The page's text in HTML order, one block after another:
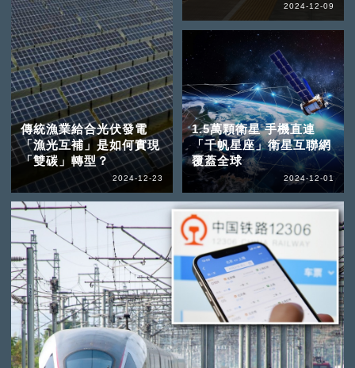
傳統漁業給合光伏發電
「漁光互補」是如何實現
「雙碳」轉型？
2024-12-23
2024-12-09
1.5萬顆衛星 手機直連
「千帆星座」衛星互聯網
覆蓋全球
2024-12-01